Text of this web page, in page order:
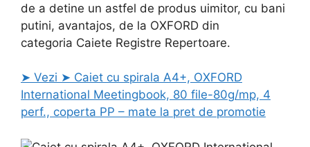
de a detine un astfel de produs uimitor, cu bani
putini, avantajos, de la OXFORD din
categoria Caiete Registre Repertoare.
➤ Vezi ➤ Caiet cu spirala A4+, OXFORD
International Meetingbook, 80 file-80g/mp, 4
perf., coperta PP – mate la pret de promotie